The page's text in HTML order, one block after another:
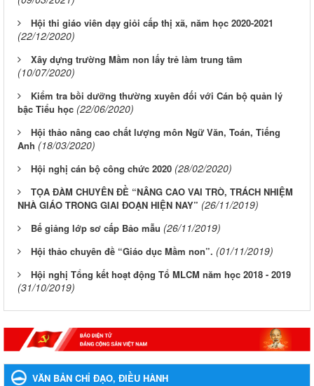
Hội thi giáo viên dạy giỏi cấp thị xã, năm học 2020-2021
(22/12/2020)
Xây dựng trường Mầm non lấy trẻ làm trung tâm
(10/07/2020)
Kiểm tra bồi dưỡng thường xuyên đối với Cán bộ quản lý
bậc Tiểu học (22/06/2020)
Hội thảo nâng cao chất lượng môn Ngữ Văn, Toán, Tiếng
Anh (18/03/2020)
Hội nghị cán bộ công chức 2020 (28/02/2020)
TỌA ĐÀM CHUYÊN ĐỀ “NÂNG CAO VAI TRÒ, TRÁCH NHIỆM
NHÀ GIÁO TRONG GIAI ĐOẠN HIỆN NAY” (26/11/2019)
Bế giảng lớp sơ cấp Bảo mẫu (26/11/2019)
Hội thảo chuyên đề “Giáo dục Mầm non”. (01/11/2019)
Hội nghị Tổng kết hoạt động Tổ MLCM năm học 2018 - 2019
(31/10/2019)
VĂN BẢN CHỈ ĐẠO, ĐIỀU HÀNH